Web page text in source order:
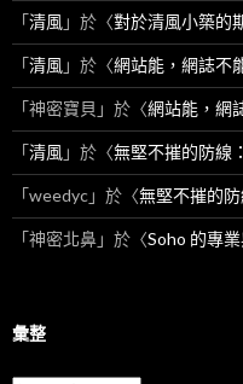
「清風 」於〈對於清風小築的
「清風 」於〈網站能，網誌不
「神密寶貝 」於〈網站能，網
「清風 」於〈無堅不摧的防線
「weedyc」於〈無堅不摧的
「神密北鼻」於〈Soho 的專
彙整